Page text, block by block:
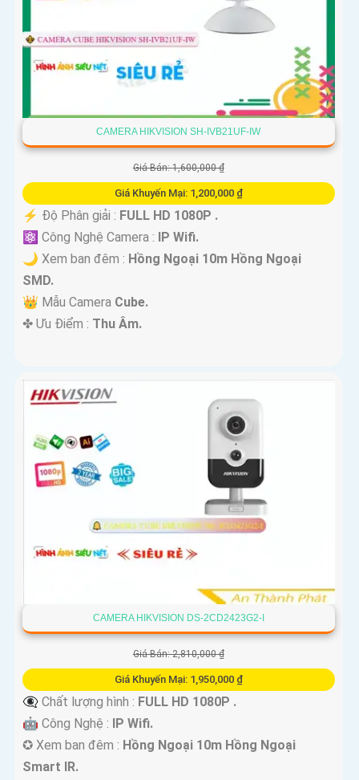
CAMERA HIKVISION SH-IVB21UF-IW
Giá Bán: 1,600,000 ₫
Giá Khuyến Mại: 1,200,000 ₫
️⚡ Độ Phân giải : FULL HD 1080P .
⚛️ Công Nghệ Camera :
IP Wifi.
🌙 Xem ban đêm : Hồng Ngoại 10m Hồng Ngoại
SMD.
👑 Mẫu Camera Cube.
️✤ Ưu Điểm : Thu Âm.
CAMERA HIKVISION DS-2CD2423G2-I
Giá Bán: 2,810,000 ₫
Giá Khuyến Mại: 1,950,000 ₫
👁️‍🗨 Chất lượng hình : FULL HD 1080P .
🤖️ Công Nghệ :
IP Wifi.
✪ Xem ban đêm : Hồng Ngoại 10m Hồng Ngoại
Smart IR.